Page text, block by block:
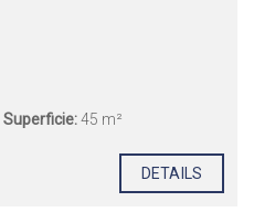
Superficie:45 m²
DETAILS